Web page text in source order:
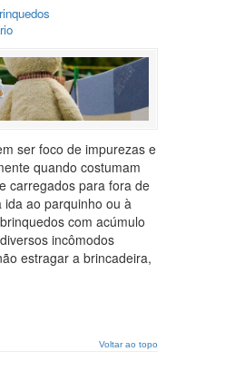
ser foco de impurezas e
quando costumam
carregados para fora de
ao parquinho ou à
com acúmulo
incômodos
estragar a brincadeira,
Voltar ao topo